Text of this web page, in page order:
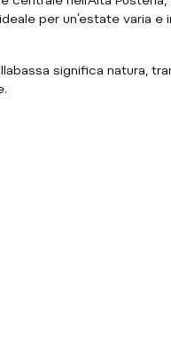
per un’estate varia e
significa natura,